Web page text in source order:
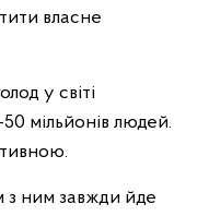
власне
у світі
мільйонів людей.
з ним завжди йде